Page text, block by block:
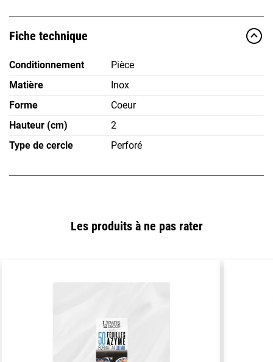
Fiche technique
Conditionnement
Pièce
Matière
Inox
Forme
Coeur
Hauteur (cm)
2
Type de cercle
Perforé
Les produits à ne pas rater